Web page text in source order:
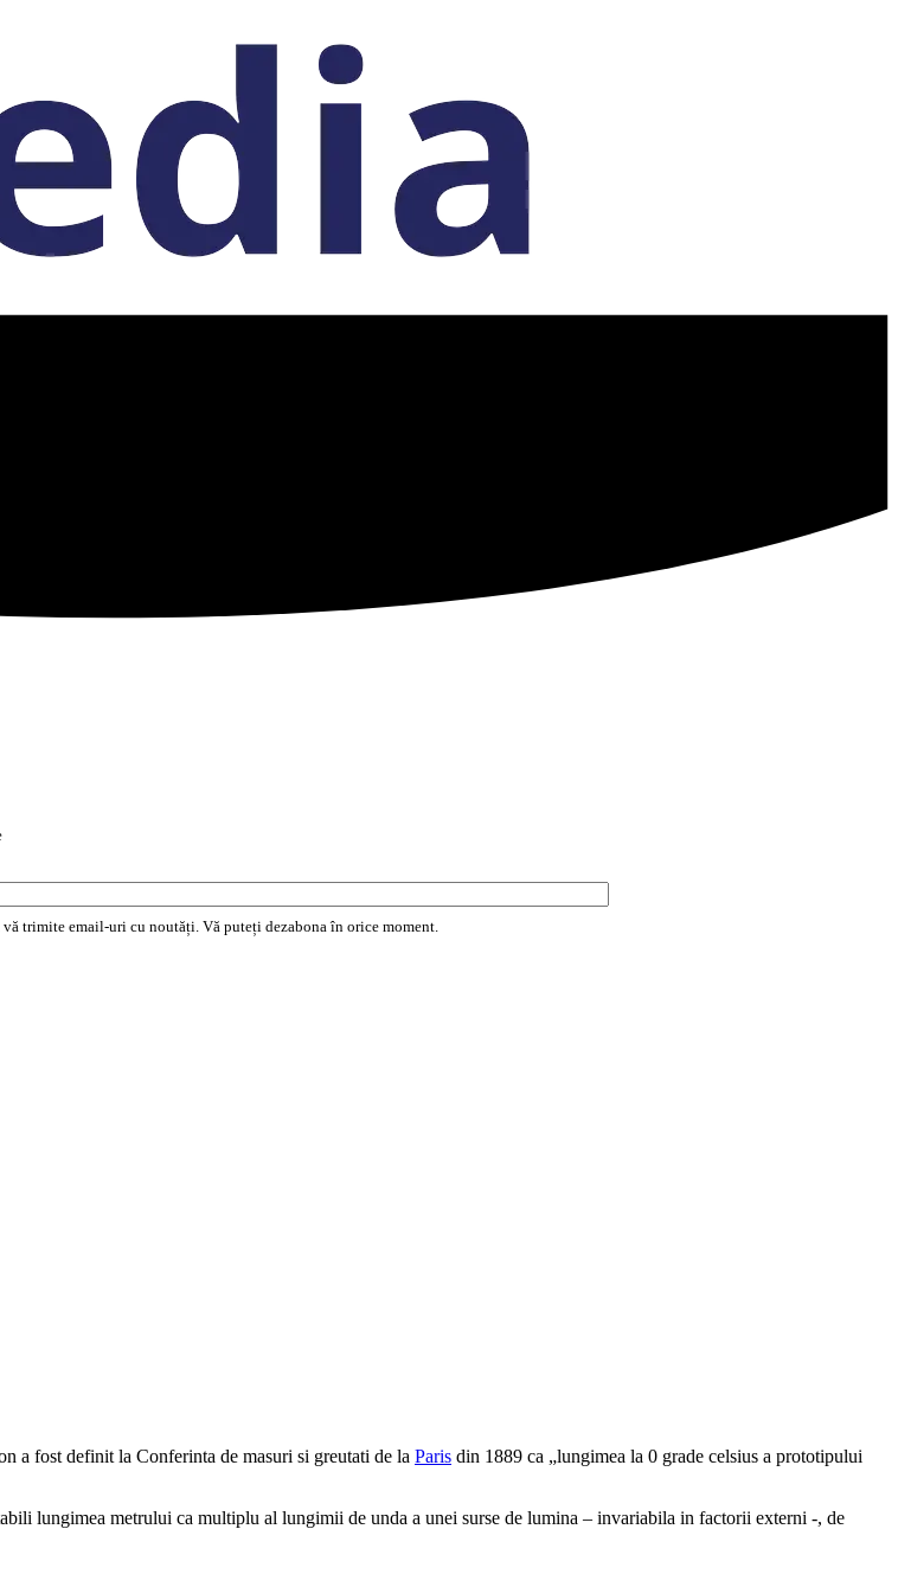
trimite email-uri cu noutăți. Vă puteți dezabona în orice moment.
a fost definit la Conferinta de masuri si greutati de la Paris din 1889 ca „lungimea la 0 grade celsius a prototipului
lungimea metrului ca multiplu al lungimii de unda a unei surse de lumina – invariabila in factorii externi -, de